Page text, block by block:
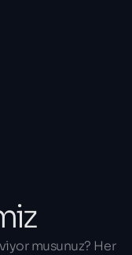
musunuz? Her